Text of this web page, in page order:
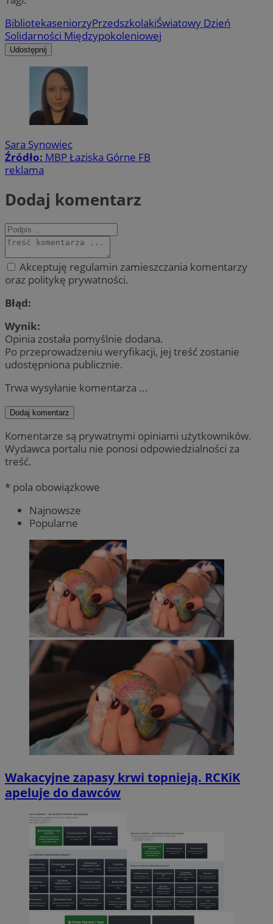
BibliotekaseniorzyPrzedszkolakiŚwiatowy Dzień
Solidarności Międzypokoleniowej
Udostępnij
Sara Synowiec
Źródło: MBP Łaziska Górne FB
reklama
Dodaj komentarz
Akceptuję regulamin zamieszczania komentarzy
oraz politykę prywatności.
Błąd:
Wynik:
Opinia została pomyślnie dodana.
Po przeprowadzeniu weryfikacji, jej treść zostanie
udostępniona publicznie.
Trwa wysyłanie komentarza ...
Dodaj komentarz
Komentarze są prywatnymi opiniami użytkowników.
Wydawca portalu nie ponosi odpowiedzialności za
treść.
* pola obowiązkowe
Najnowsze
Popularne
Wakacyjne zapasy krwi topnieją. RCKiK
apeluje do dawców